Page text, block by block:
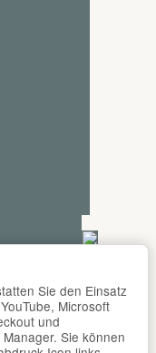
Sie den Einsatz
Microsoft
und
Sie können